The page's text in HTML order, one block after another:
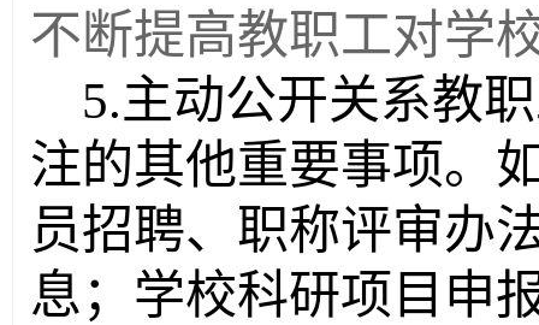
不断提高教职工对学
5.主动公开关系教
注的其他重要事项。
员招聘、职称评审办
息；学校科研项目申